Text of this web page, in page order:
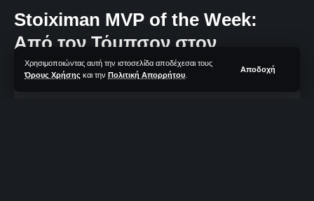
Χρησιμοποιώντας αυτή την ιστοσελίδα αποδέχεσαι τους
Όρους Χρήσης και την Πολιτική Απορρήτου
Αποδοχή
Stoiximan MVP of the Week:
Από τον Τόμπσον στον
Ράγκλαντ